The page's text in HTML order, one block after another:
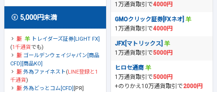
5,000円未満
トレイダーズ証券[LIGHT FX]
(1千通貨でも)
ゴールデンウェイジャパン[商品
CFD][商品KO]
外為ファイネスト(LINE登録と1
千通貨)
外為どっとコム[CFD] [PR]
1万通貨取引で4000円
GMOクリック証券[FXネオ]
1万通貨取引で4000円
JFX[マトリックス]
1万通貨取引で5000円
ヒロセ通商
1万通貨取引で5000円
+のりかえ10万通貨取引で2000円